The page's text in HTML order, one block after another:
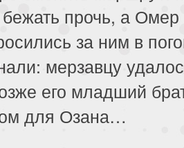
бежать прочь, а
за ним в
мерзавцу
его младший
для Озана…